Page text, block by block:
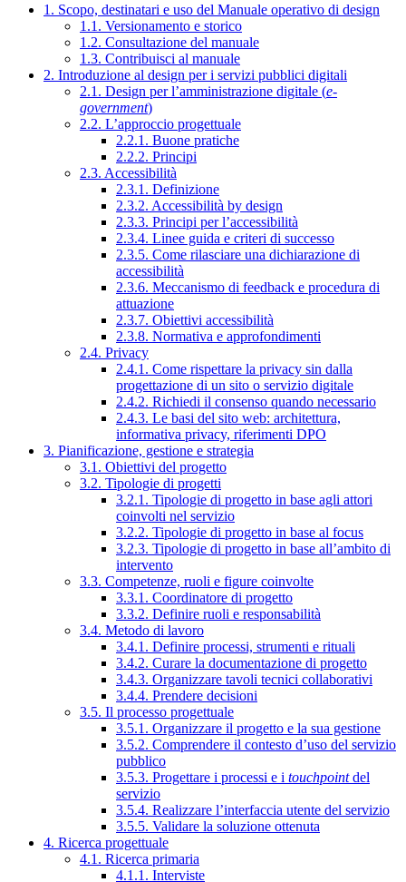
1. Scopo, destinatari e uso del Manuale operativo di design
1.1. Versionamento e storico
1.2. Consultazione del manuale
1.3. Contribuisci al manuale
2. Introduzione al design per i servizi pubblici digitali
2.1. Design per l’amministrazione digitale (e-
government)
2.2. L’approccio progettuale
2.2.1. Buone pratiche
2.2.2. Principi
2.3. Accessibilità
2.3.1. Definizione
2.3.2. Accessibilità by design
2.3.3. Principi per l’accessibilità
2.3.4. Linee guida e criteri di successo
2.3.5. Come rilasciare una dichiarazione di
accessibilità
2.3.6. Meccanismo di feedback e procedura di
attuazione
2.3.7. Obiettivi accessibilità
2.3.8. Normativa e approfondimenti
2.4. Privacy
2.4.1. Come rispettare la privacy sin dalla
progettazione di un sito o servizio digitale
2.4.2. Richiedi il consenso quando necessario
2.4.3. Le basi del sito web: architettura,
informativa privacy, riferimenti DPO
3. Pianificazione, gestione e strategia
3.1. Obiettivi del progetto
3.2. Tipologie di progetti
3.2.1. Tipologie di progetto in base agli attori
coinvolti nel servizio
3.2.2. Tipologie di progetto in base al focus
3.2.3. Tipologie di progetto in base all’ambito di
intervento
3.3. Competenze, ruoli e figure coinvolte
3.3.1. Coordinatore di progetto
3.3.2. Definire ruoli e responsabilità
3.4. Metodo di lavoro
3.4.1. Definire processi, strumenti e rituali
3.4.2. Curare la documentazione di progetto
3.4.3. Organizzare tavoli tecnici collaborativi
3.4.4. Prendere decisioni
3.5. Il processo progettuale
3.5.1. Organizzare il progetto e la sua gestione
3.5.2. Comprendere il contesto d’uso del servizio
pubblico
3.5.3. Progettare i processi e i touchpointdel
servizio
3.5.4. Realizzare l’interfaccia utente del servizio
3.5.5. Validare la soluzione ottenuta
4. Ricerca progettuale
4.1. Ricerca primaria
4.1.1. Interviste